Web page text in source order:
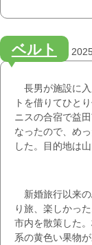
ベルト
長男が施設に入
トを借りてひと
ニスの合宿で益
なったので、め
した。目的地は山
新婚旅行以来の
り旅、楽しかっ
市内を散策した
系の黄色い果物